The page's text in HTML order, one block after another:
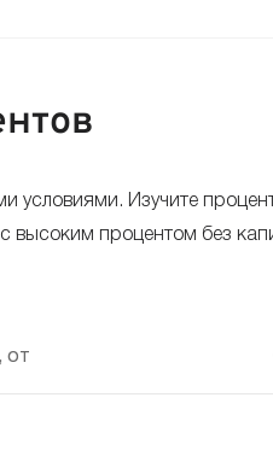
условиями. Изучите
высоким процентом без
от